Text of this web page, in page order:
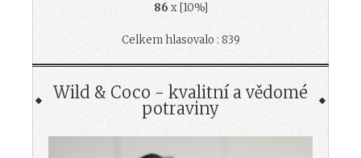
86 x [10%]
Celkem hlasovalo : 839
Wild & Coco - kvalitní a vědomé
potraviny